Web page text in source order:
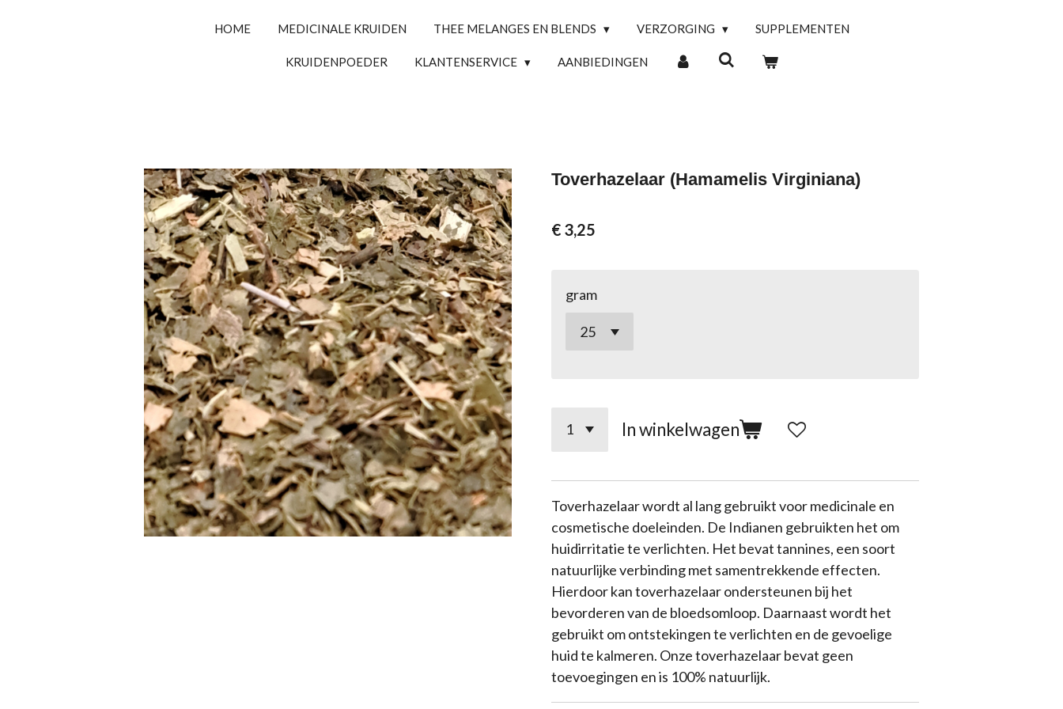
HOME MEDICINALE KRUIDEN THEE MELANGES EN BLENDS VERZORGING SUPPLEMENTEN
KRUIDENPOEDER KLANTENSERVICE AANBIEDINGEN
Toverhazelaar (Hamamelis Virginiana)
€ 3,25
gram
In winkelwagen
Toverhazelaar wordt al lang gebruikt voor medicinale en
cosmetische doeleinden. De Indianen gebruikten het om
huidirritatie te verlichten. Het bevat tannines, een soort
natuurlijke verbinding met samentrekkende effecten.
Hierdoor kan toverhazelaar ondersteunen bij het
bevorderen van de bloedsomloop. Daarnaast wordt het
gebruikt om ontstekingen te verlichten en de gevoelige
huid te kalmeren. Onze toverhazelaar bevat geen
toevoegingen en is 100% natuurlijk.